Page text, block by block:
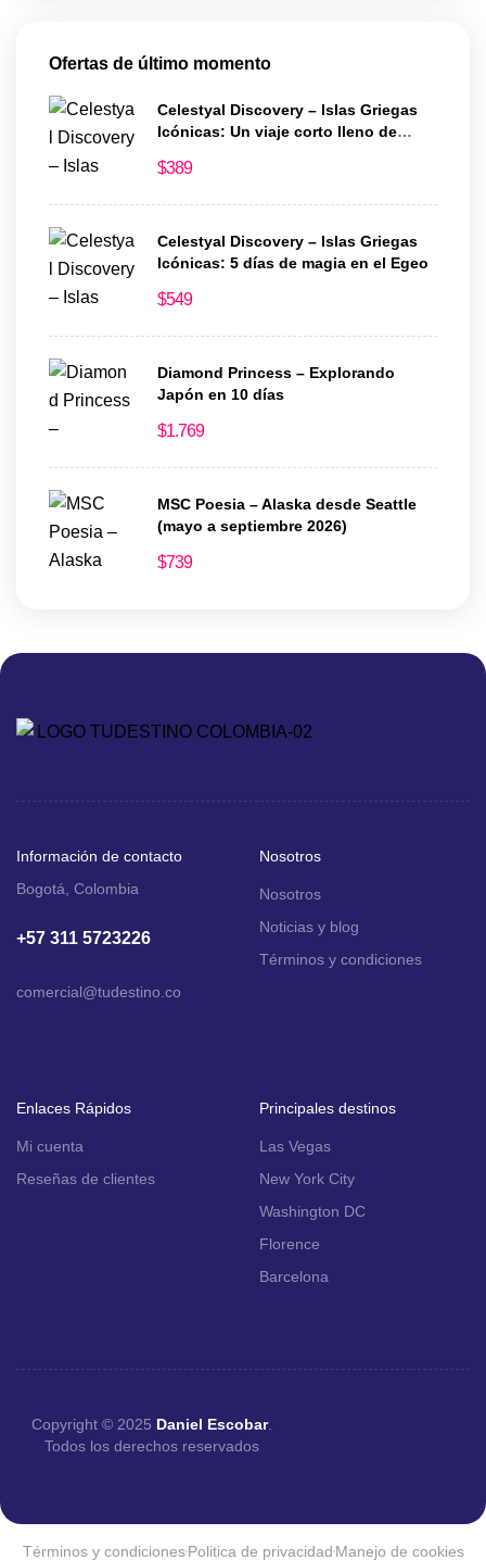
Ofertas de último momento
Celestyal Discovery – Islas Griegas
Icónicas: Un viaje corto lleno de
$389
Celestyal Discovery – Islas Griegas
Icónicas: 5 días de magia en el Egeo
$549
Diamond Princess – Explorando
Japón en 10 días
$1.769
MSC Poesia – Alaska desde Seattle
(mayo a septiembre 2026)
$739
Información de contacto
Bogotá, Colombia
+57 311 5723226
comercial@tudestino.co
Nosotros
Nosotros
Noticias y blog
Términos y condiciones
Enlaces Rápidos
Mi cuenta
Reseñas de clientes
Principales destinos
Las Vegas
New York City
Washington DC
Florence
Barcelona
Copyright © 2025 Daniel Escobar.
Todos los derechos reservados
Términos y condicionesPolitica de privacidadManejo de cookies